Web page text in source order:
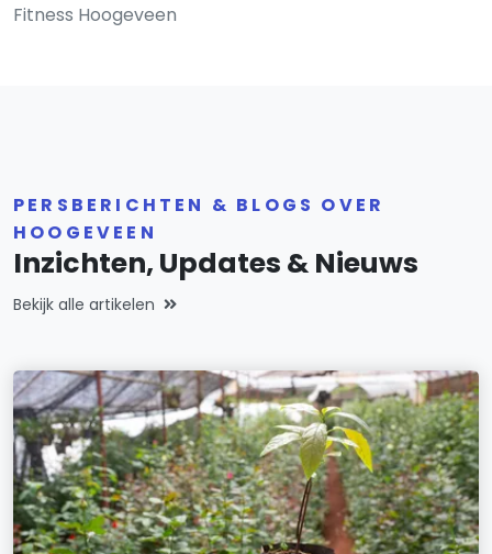
Fitness Hoogeveen
PERSBERICHTEN & BLOGS OVER
HOOGEVEEN
Inzichten, Updates & Nieuws
Bekijk alle artikelen